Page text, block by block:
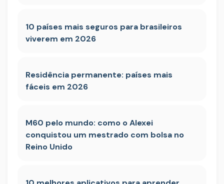
10 países mais seguros para brasileiros
viverem em 2026
Residência permanente: países mais
fáceis em 2026
M60 pelo mundo: como o Alexei
conquistou um mestrado com bolsa no
Reino Unido